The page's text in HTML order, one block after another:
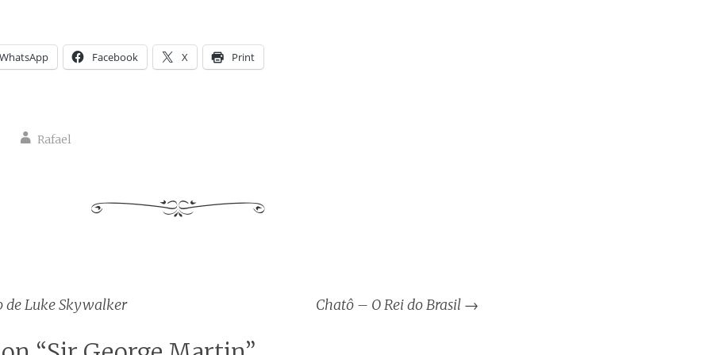
WhatsApp Facebook X Print
Rafael
de Luke Skywalker Chatô – O Rei do Brasil →